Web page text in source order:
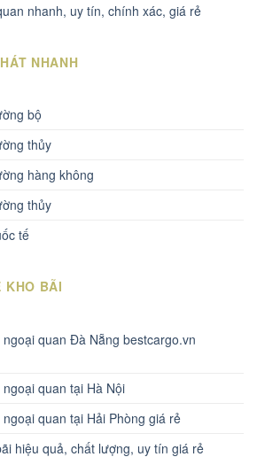
nhanh, uy tín, chính xác, giá rẻ
NHANH
bộ
thủy
hàng không
thủy
tế
KHO BÃI
quan Đà Nẵng bestcargo.vn
quan tại Hà Nội
quan tại Hải Phòng giá rẻ
hiệu quả, chất lượng, uy tín giá rẻ